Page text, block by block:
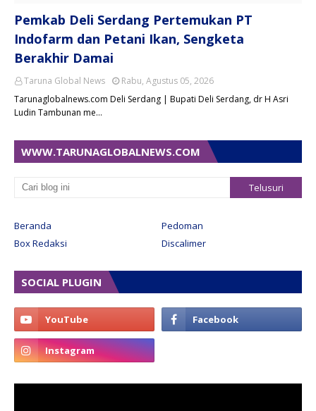
Pemkab Deli Serdang Pertemukan PT
Indofarm dan Petani Ikan, Sengketa
Berakhir Damai
Taruna Global News
Rabu, Agustus 05, 2026
Tarunaglobalnews.com Deli Serdang | Bupati Deli Serdang, dr H Asri
Ludin Tambunan me…
WWW.TARUNAGLOBALNEWS.COM
Beranda
Pedoman
Box Redaksi
Discalimer
SOCIAL PLUGIN